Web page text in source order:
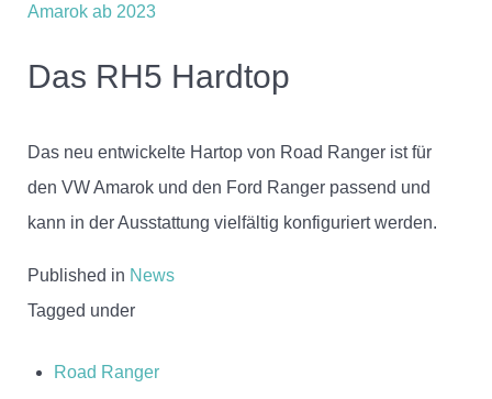
Das RH5 Hardtop
Das neu entwickelte Hartop von Road Ranger ist für
den VW Amarok und den Ford Ranger passend und
kann in der Ausstattung vielfältig konfiguriert werden.
Published in News
Tagged under
Road Ranger